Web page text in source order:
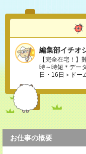
編集部イチオ
【完全在宅！】
時～時短＊デー
日・16日＞ドー
お仕事の概要